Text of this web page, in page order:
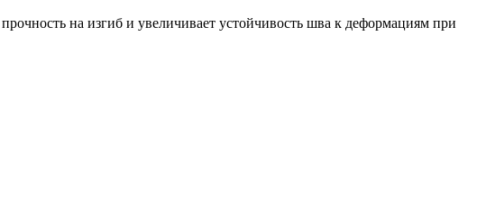
на изгиб и увеличивает устойчивость шва к деформациям при